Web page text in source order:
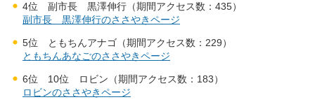
4位 副市長 黒澤伸行（期間アクセス数：435）
副市長 黒澤伸行のささやきページ
5位 ともちんアナゴ（期間アクセス数：229）
ともちんあなごのささやきページ
6位 10位 ロビン（期間アクセス数：183）
ロビンのささやきページ